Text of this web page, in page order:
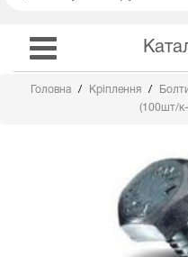
Головна Кріплення
(100шт/